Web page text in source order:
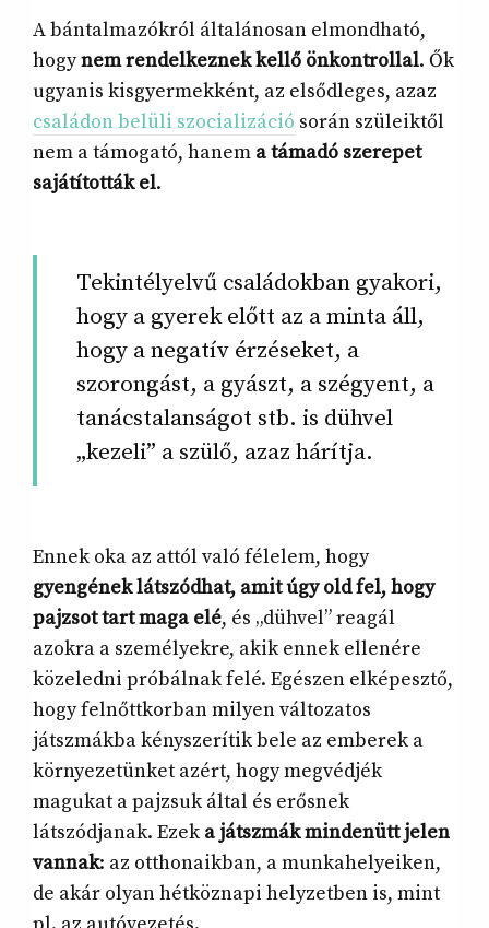
A bántalmazókról általánosan elmondható,
hogynem rendelkeznek kellő önkontrollal. Ők
ugyanis kisgyermekként, az elsődleges, azaz
családon belüli szocializáció során szüleiktől
nem a támogató, hanem a támadó szerepet
sajátították el.
Tekintélyelvű családokban gyakori,
hogy a gyerek előtt az a minta áll,
hogy a negatív érzéseket, a
szorongást, a gyászt, a szégyent, a
tanácstalanságot stb. is dühvel
„kezeli” a szülő, azaz hárítja.
Ennek oka az attól való félelem, hogy
gyengének látszódhat, amit úgy old fel, hogy
pajzsot tart maga elé, és „dühvel” reagál
azokra a személyekre, akik ennek ellenére
közeledni próbálnak felé. Egészen elképesztő,
hogy felnőttkorban milyen változatos
játszmákba kényszerítik bele az emberek a
környezetünket azért, hogy megvédjék
magukat a pajzsuk által és erősnek
látszódjanak. Ezek a játszmák mindenütt jelen
vannak: az otthonaikban, a munkahelyeiken,
de akár olyan hétköznapi helyzetben is, mint